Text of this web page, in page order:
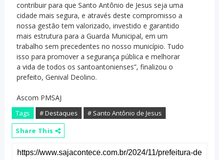
contribuir para que Santo Antônio de Jesus seja uma
cidade mais segura, e através deste compromisso a
nossa gestão tem valorizado, investido e garantido
mais estrutura para a Guarda Municipal, em um
trabalho sem precedentes no nosso município. Tudo
isso para promover a segurança pública e melhorar
a vida de todos os santoantonienses”, finalizou o
prefeito, Genival Deolino.
Ascom PMSAJ
Tags # Destaques
# Santo Antônio de Jesus
Share This